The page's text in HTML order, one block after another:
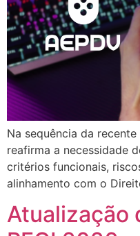
Na sequência da
reafirma a necessidade
critérios funcionais,
alinhamento com o
Atualização